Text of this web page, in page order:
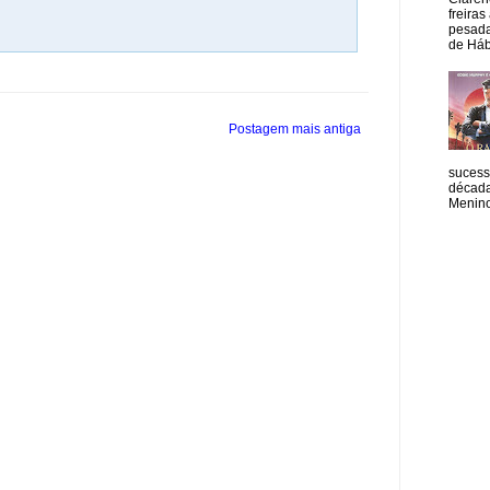
Postagem mais antiga
freiras
de